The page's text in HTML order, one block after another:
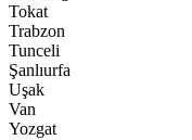
Tokat
Trabzon
Tunceli
Şanlıurfa
Uşak
Van
Yozgat